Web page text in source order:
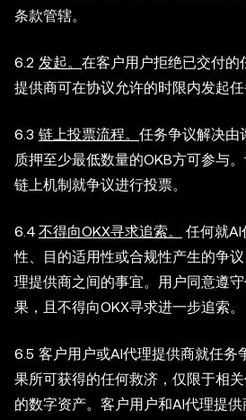
条款管辖。
6.2 发起。 在客户用户拒绝已交付的
提供商可在协议允许的时限内发起任
6.3 链上投票流程。 任务争议解决由
质押至少最低数量的OKB方可参与
链上机制就争议进行投票。
6.4 不得向OKX寻求追索。
任何就AI
性、目的适用性或合规性产生的争
理提供商之间的事宜。用户同意遵
果，且不得向OKX寻求进一步追索。
6.5 客户用户或AI代理提供商就任务
果所可获得的任何救济，仅限于相
的数字资产。客户用户和AI代理提